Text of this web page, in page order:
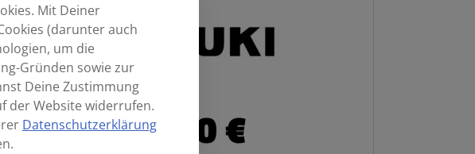
52,00€
Mit Deiner
(darunter auch
um die
Gründen sowie zur
Deine Zustimmung
der Website widerrufen.
Datenschutzerklärung